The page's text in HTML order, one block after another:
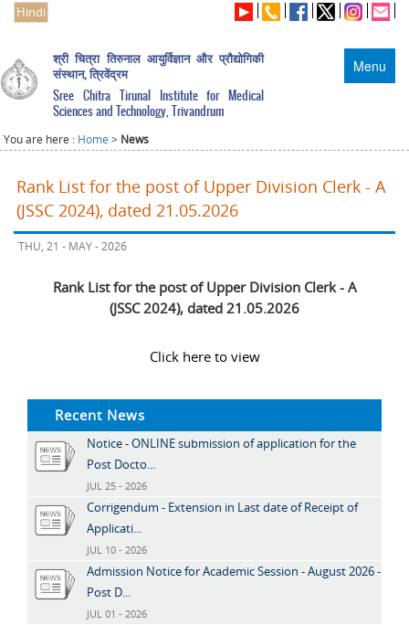
Hindi
Menu
श्री चित्रा तिरुनाल आयुर्विज्ञान और प्रौद्योगिकी
संस्थान, त्रिवेंद्रम
Sree Chitra Tirunal Institute for Medical
Sciences and Technology, Trivandrum
You are here : Home > News
Rank List for the post of Upper Division Clerk - A
(JSSC 2024), dated 21.05.2026
THU, 21 - MAY - 2026
Rank List for the post of Upper Division Clerk - A
(JSSC 2024), dated 21.05.2026
Click here to view
Recent News
Notice - ONLINE submission of application for the
Post Docto...
JUL 25 - 2026
Corrigendum - Extension in Last date of Receipt of
Applicati...
JUL 10 - 2026
Admission Notice for Academic Session - August 2026 -
Post D...
JUL 01 - 2026